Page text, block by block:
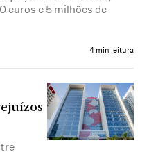
euros e 5 milhões de
4 min leitura